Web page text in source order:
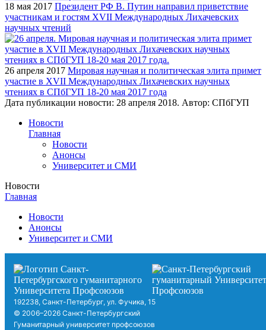
18 мая 2017 Президент РФ В. Путин направил приветствие
участникам и гостям XVII Международных Лихачевских
научных чтений
26 апреля 2017 Мировая научная и политическая элита примет
участие в XVII Международных Лихачевских научных
чтениях в СПбГУП 18-20 мая 2017 года
Дата публикации новости: 28 апреля 2018. Автор: СПбГУП
Новости
Главная
Новости
Анонсы
Университет и СМИ
Новости
Главная
Новости
Анонсы
Университет и СМИ
192238, Санкт-Петербург, ул. Фучика, 15
© 2006–2026 Санкт-Петербургский
Гуманитарный университет профсоюзов